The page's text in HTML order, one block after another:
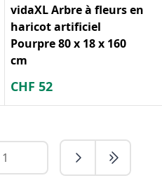
vidaXL Arbre à fleurs en
haricot artificiel
Pourpre 80 x 18 x 160
cm
CHF 52